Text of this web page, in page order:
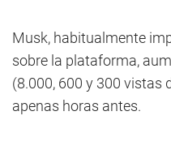
Musk, habitualmente
sobre la plataforma,
(8.000, 600 y 300 vistas
apenas horas antes.